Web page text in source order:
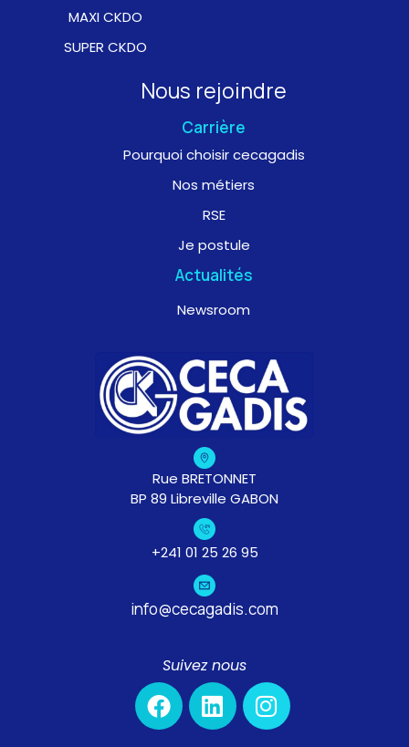
MAXI CKDO
SUPER CKDO
Nous rejoindre
Carrière
Pourquoi choisir cecagadis
Nos métiers
RSE
Je postule
Actualités
Newsroom
Rue BRETONNET
BP 89 Libreville GABON
+241 01 25 26 95
info@cecagadis.com
Suivez nous